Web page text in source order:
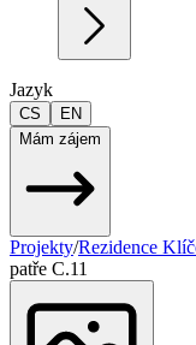
Jazyk
CS
EN
Mám zájem
Projekty/Rezidence
patře C.11